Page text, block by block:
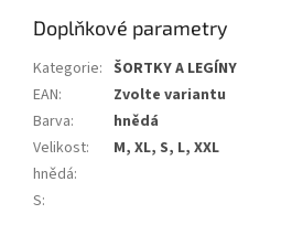
Doplňkové parametry
Kategorie: ŠORTKY A LEGÍNY
EAN:
Zvolte variantu
Barva:
hnědá
Velikost:
M, XL, S, L, XXL
hnědá:
S: